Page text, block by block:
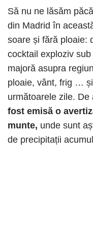
Să nu ne lăsăm
din Madrid în
soare și fără ploaie:
cocktail exploziv sub
majoră asupra
ploaie, vânt, frig …
următoarele zile.
fost emisă o
munte, unde sunt
de precipitații